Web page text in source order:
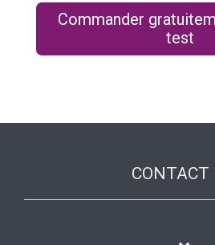
Commander
test
CONTACT